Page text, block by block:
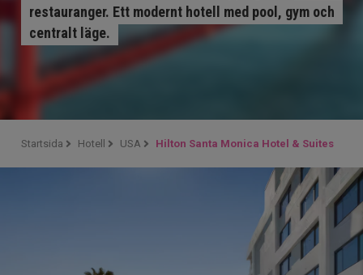
restauranger. Ett modernt hotell med pool, gym och
centralt läge.
Startsida Hotell USA Hilton Santa Monica Hotel & Suites